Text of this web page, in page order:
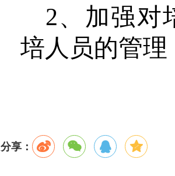
2、加强对
培人员的管
分享：